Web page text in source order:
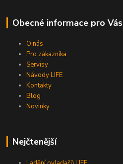
Obecné informace pro Vás
O nás
Pro zákazníka
Servisy
Návody LIFE
Kontakty
Blog
Novinky
Nejčtenější